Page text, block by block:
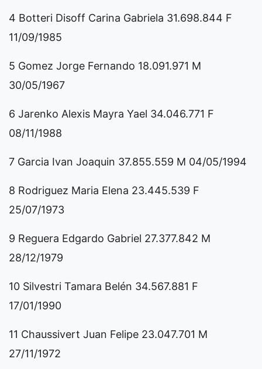
4 Botteri Disoff Carina Gabriela 31.698.844 F
11/09/1985
5 Gomez Jorge Fernando 18.091.971 M
30/05/1967
6 Jarenko Alexis Mayra Yael 34.046.771 F
08/11/1988
7 Garcia Ivan Joaquin 37.855.559 M 04/05/1994
8 Rodriguez Maria Elena 23.445.539 F
25/07/1973
9 Reguera Edgardo Gabriel 27.377.842 M
28/12/1979
10 Silvestri Tamara Belén 34.567.881 F
17/01/1990
11 Chaussivert Juan Felipe 23.047.701 M
27/11/1972